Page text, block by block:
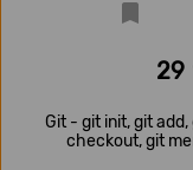
Git - git init, git
checkout, git